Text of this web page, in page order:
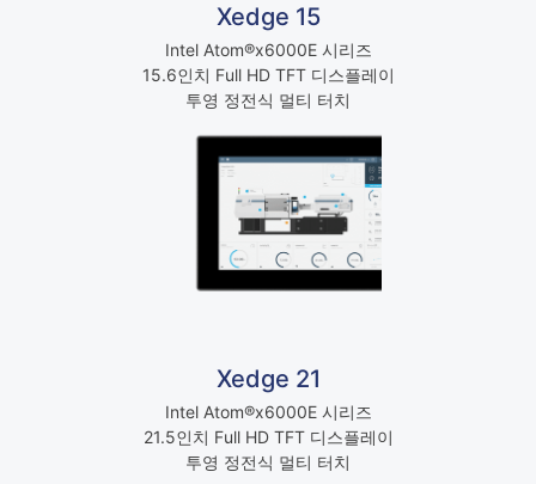
Xedge 15
Intel Atom®x6000E 시리즈
15.6인치 Full HD TFT 디스플레이
투영 정전식 멀티 터치
Xedge 21
Intel Atom®x6000E 시리즈
21.5인치 Full HD TFT 디스플레이
투영 정전식 멀티 터치